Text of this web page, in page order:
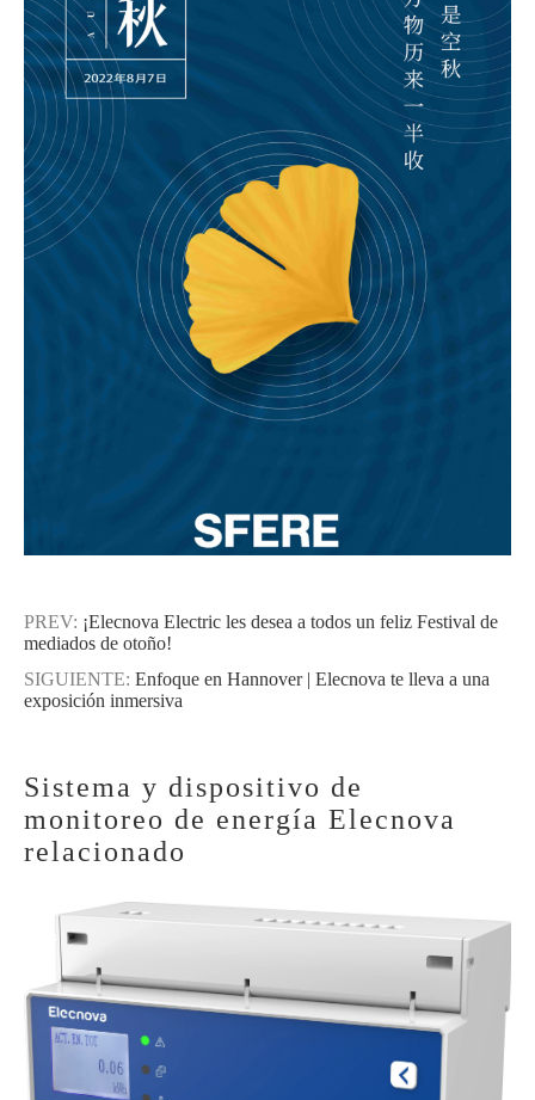
PREV: ¡Elecnova Electric les desea a todos un feliz Festival de
mediados de otoño!
SIGUIENTE: Enfoque en Hannover | Elecnova te lleva a una
exposición inmersiva
Sistema y dispositivo de
monitoreo de energía Elecnova
relacionado